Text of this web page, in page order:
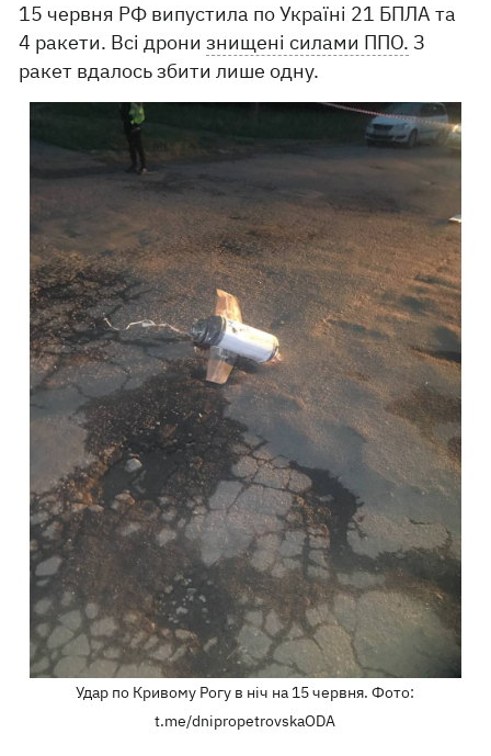
15 червня РФ випустила по Україні 21 БПЛА та
4 ракети. Всі дронизнищені силами ППО. З
ракет вдалось збити лише одну.
Удар по Кривому Рогу в ніч на 15 червня. Фото:
t.me/dnipropetrovskaODA